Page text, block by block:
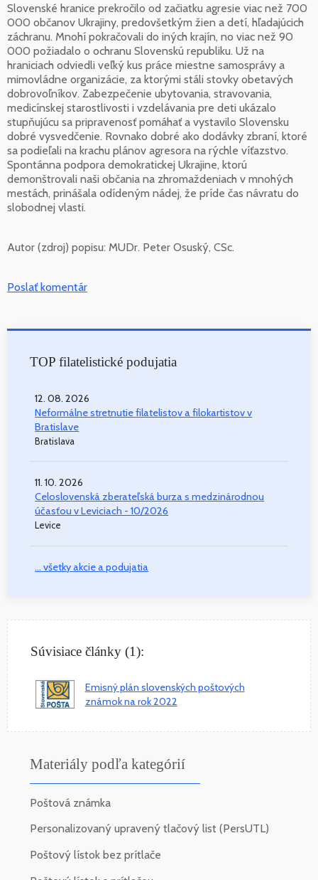
Slovenské hranice prekročilo od začiatku agresie viac než 700
000 občanov Ukrajiny, predovšetkým žien a detí, hľadajúcich
záchranu. Mnohí pokračovali do iných krajín, no viac než 90
000 požiadalo o ochranu Slovenskú republiku. Už na
hraniciach odviedli veľký kus práce miestne samosprávy a
mimovládne organizácie, za ktorými stáli stovky obetavých
dobrovoľníkov. Zabezpečenie ubytovania, stravovania,
medicínskej starostlivosti i vzdelávania pre deti ukázalo
stupňujúcu sa pripravenosť pomáhať a vystavilo Slovensku
dobré vysvedčenie. Rovnako dobré ako dodávky zbraní, ktoré
sa podieľali na krachu plánov agresora na rýchle víťazstvo.
Spontánna podpora demokratickej Ukrajine, ktorú
demonštrovali naši občania na zhromaždeniach v mnohých
mestách, prinášala odídeným nádej, že príde čas návratu do
slobodnej vlasti.
Autor (zdroj) popisu: MUDr. Peter Osuský, CSc.
Poslať komentár
TOP filatelistické podujatia
12. 08. 2026
Neformálne stretnutie filatelistov a filokartistov v
Bratislave
Bratislava
11. 10. 2026
Celoslovenská zberateľská burza s medzinárodnou
účasťou v Leviciach - 10/2026
Levice
... všetky akcie a podujatia
Súvisiace články (1):
Emisný plán slovenských poštových
známok na rok 2022
Materiály podľa kategórií
Poštová známka
Personalizovaný upravený tlačový list (PersUTL)
Poštový lístok bez prítlače